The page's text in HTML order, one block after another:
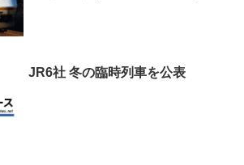
JR6社 冬の臨時列車を公表